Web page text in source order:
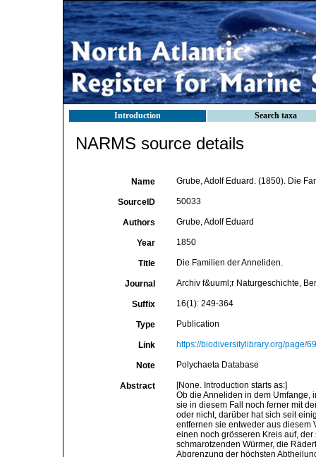
Introduction Search taxa
NARMS source details
Name Grube, Adolf Eduard. (1850). Die
SourceID 50033
Authors Grube, Adolf Eduard
Year 1850
Title Die Familien der Anneliden.
Journal Archiv f&uuml;r Naturgeschichte,
Suffix 16(1): 249-364
Type Publication
Link https://biodiversitylibrary.org/page/
Note Polychaeta Database
Abstract
[None. Introduction starts as:]
Ob die Anneliden in dem Umfange,
sie in diesem Fall noch ferner mit
oder nicht, darüber hat sich seit
entfernen sie entweder aus diesem
einen noch grösseren Kreis auf,
schmarotzenden Würmer, die
Abgrenzung der höchsten